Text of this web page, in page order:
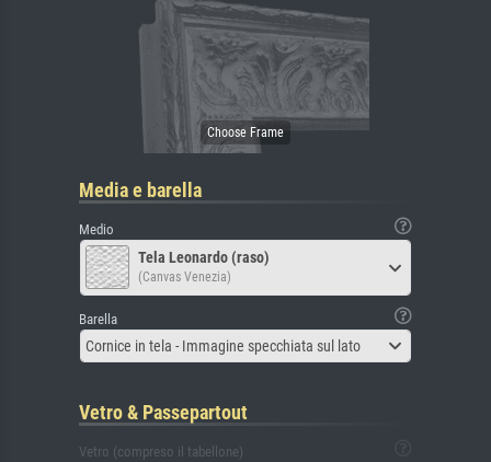
Media e barella
Medio
Tela Leonardo (raso)
(Canvas Venezia)
Barella
Cornice in tela - Immagine specchiata sul lato
Vetro & Passepartout
Vetro (compreso il tabellone)